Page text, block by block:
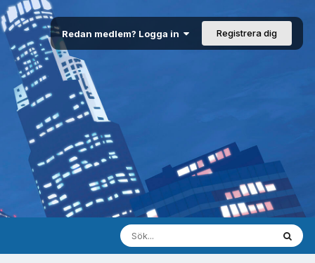
Redan medlem? Logga in Registrera dig